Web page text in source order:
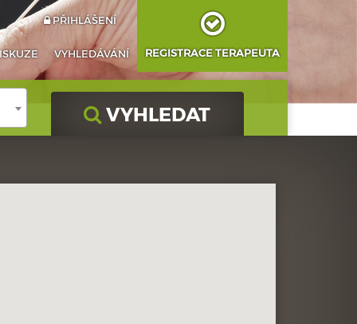
VYHLEDÁVÁNÍ
PŘIHLÁŠENÍ
REGISTRACE TERAPEUTA
VYHLEDAT